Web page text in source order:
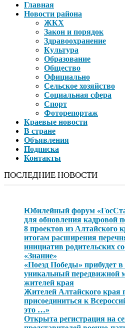
Главная
Новости района
ЖКХ
Закон и порядок
Здравоохранение
Культура
Образование
Общество
Официально
Сельское хозяйство
Социальная сфера
Спорт
Фоторепортаж
Краевые новости
В стране
Объявления
Подписка
Контакты
ПОСЛЕДНИЕ НОВОСТИ
Юбилейный форум
для обновления кадровой
8 проектов из Алтайского
итогам расширения
инициатив родительских
«Знание»
«Поезд Победы» прибудет
уникальный передвижной
жителей края
Жителей Алтайского края
присоединиться к
это …»
Открыта регистрация на